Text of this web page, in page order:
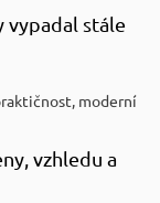
vypadal stále
moderní
vzhledu a